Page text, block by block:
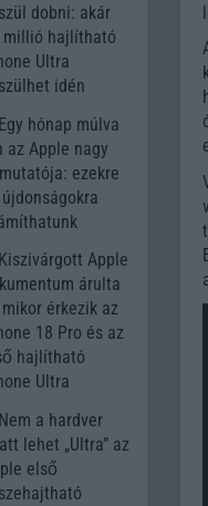
dobni: akár
millió hajlítható
Ultra
idén
Egy hónap múlva
az Apple nagy
ezekre
Kiszivárgott Apple
árulta
érkezik az
18 Pro és az
hajlítható
Ultra
Nem a hardver
lehet „Ultra” az
első